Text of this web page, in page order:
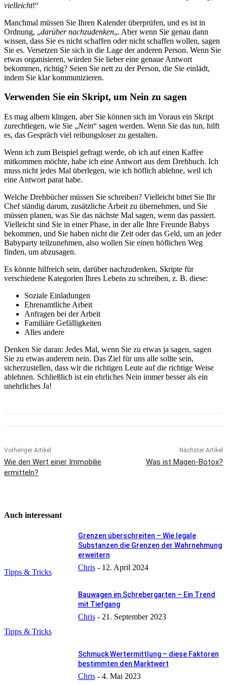
vielleicht!“
Manchmal müssen Sie Ihren Kalender überprüfen, und es ist in
Ordnung, „darüber nachzudenken„. Aber wenn Sie genau dann
wissen, dass Sie es nicht schaffen oder nicht schaffen wollen, sagen
Sie es. Versetzen Sie sich in die Lage der anderen Person. Wenn Sie
etwas organisieren, würden Sie lieber eine genaue Antwort
bekommen, richtig? Seien Sie nett zu der Person, die Sie einlädt,
indem Sie klar kommunizieren.
Verwenden Sie ein Skript, um Nein zu sagen
Es mag albern klingen, aber Sie können sich im Voraus ein Skript
zurechtlegen, wie Sie „Nein“ sagen werden. Wenn Sie das tun, hilft
es, das Gespräch viel reibungsloser zu gestalten.
Wenn ich zum Beispiel gefragt werde, ob ich auf einen Kaffee
mitkommen möchte, habe ich eine Antwort aus dem Drehbuch. Ich
muss nicht jedes Mal überlegen, wie ich höflich ablehne, weil ich
eine Antwort parat habe.
Welche Drehbücher müssen Sie schreiben? Vielleicht bittet Sie Ihr
Chef ständig darum, zusätzliche Arbeit zu übernehmen, und Sie
müssen planen, was Sie das nächste Mal sagen, wenn das passiert.
Vielleicht sind Sie in einer Phase, in der alle Ihre Freunde Babys
bekommen, und Sie haben nicht die Zeit oder das Geld, um an jeder
Babyparty teilzunehmen, also wollen Sie einen höflichen Weg
finden, um abzusagen.
Es könnte hilfreich sein, darüber nachzudenken, Skripte für
verschiedene Kategorien Ihres Lebens zu schreiben, z. B. diese:
Soziale Einladungen
Ehrenamtliche Arbeit
Anfragen bei der Arbeit
Familiäre Gefälligkeiten
Alles andere
Denken Sie daran: Jedes Mal, wenn Sie zu etwas ja sagen, sagen
Sie zu etwas anderem nein. Das Ziel für uns alle sollte sein,
sicherzustellen, dass wir die richtigen Leute auf die richtige Weise
ablehnen. Schließlich ist ein ehrliches Nein immer besser als ein
unehrliches Ja!
Vorheriger Artikel
Wie den Wert einer Immobilie
ermitteln?
Nächster Artikel
Was ist Magen-Botox?
Auch interessant
Tipps & Tricks
Grenzen überschreiten – Wie legale
Substanzen die Grenzen der Wahrnehmung
erweitern
Chris - 12. April 2024
Tipps & Tricks
Bauwagen im Schrebergarten – Ein Trend
mit Tiefgang
Chris - 21. September 2023
Schmuck Wertermittlung – diese Faktoren
bestimmten den Marktwert
Chris - 4. Mai 2023